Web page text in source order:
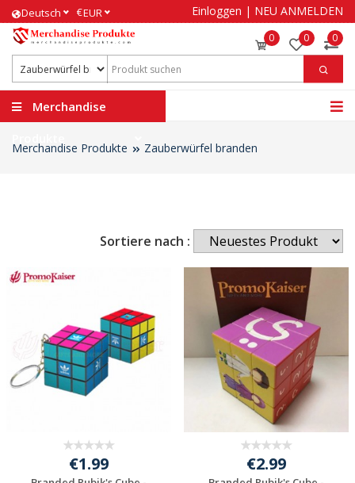
Deutsch €EUR Einloggen | NEU ANMELDEN
0 0 0
Merchandise
Merchandise Produkte Zauberwürfel branden
Sortiere nach :
€1.99 €2.99